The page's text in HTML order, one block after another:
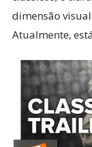
dimensão
Atualmente,